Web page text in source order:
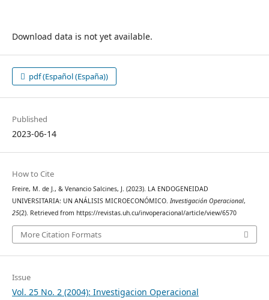
Download data is not yet available.
pdf (Español (España))
Published
2023-06-14
How to Cite
Freire, M. de J., & Venancio Salcines, J. (2023). LA ENDOGENEIDAD
UNIVERSITARIA: UN ANÁLISIS MICROECONÓMICO. Investigación Operacional,
25(2). Retrieved from https://revistas.uh.cu/invoperacional/article/view/6570
More Citation Formats
Issue
Vol. 25 No. 2 (2004): Investigacion Operacional